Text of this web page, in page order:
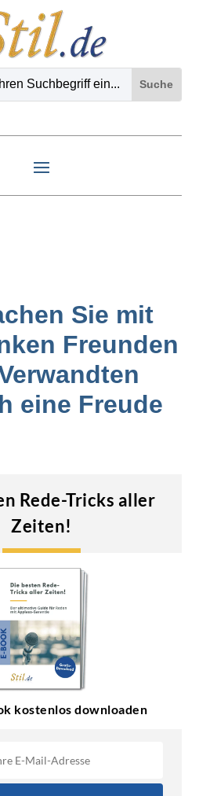
Sie mit
Freunden
eine Freude